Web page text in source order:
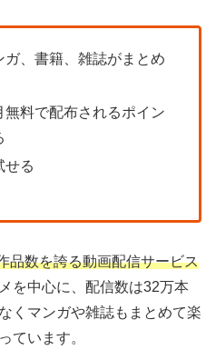
ガ、書籍、雑誌がまとめ
料で配布されるポイン
せる
品数を誇る動画配信サービス
を中心に、配信数は32万本
くマンガや雑誌もまとめて楽
ています。